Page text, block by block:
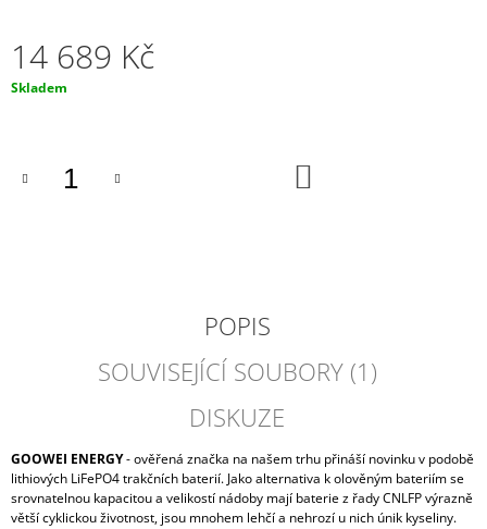
14 689 Kč
Měrná
Skladem
POPIS
SOUVISEJÍCÍ SOUBORY (1)
DISKUZE
GOOWEI ENERGY- ověřená značka na našem trhu přináší novinku v podobě
lithiových LiFePO4 trakčních baterií. Jako alternativa k olověným bateriím se
srovnatelnou kapacitou a velikostí nádoby mají baterie z řady CNLFP výrazně
větší cyklickou životnost, jsou mnohem lehčí a nehrozí u nich únik kyseliny.
E
M
KABEL